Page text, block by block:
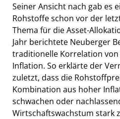
Seiner Ansicht nach gab es
Rohstoffe schon vor der
Thema für die Asset-
Jahr berichtete Neuberger
traditionelle Korrelation
Inflation. So erklärte der
zuletzt, dass die
Kombination aus hoher
schwachen oder
Wirtschaftswachstum stark